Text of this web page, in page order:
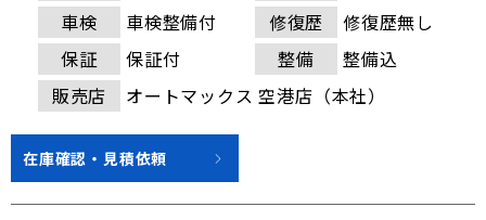
車検
車検整備付 修復歴
修復歴無し
保証
保証付 整備
整備込
販売店
オートマックス 空港店（本社）
在庫確認・見積依頼